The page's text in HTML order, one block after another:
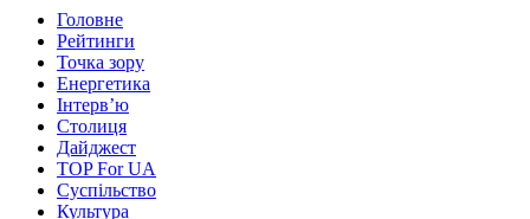
Головне
Рейтинги
Точка зору
Енергетика
Інтерв’ю
Столиця
Дайджест
TOP For UA
Суспiльство
Культура